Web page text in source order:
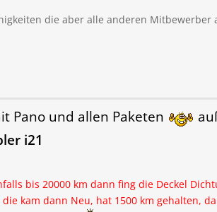
die aber alle anderen Mitbewerber
Pano und allen Paketen
i21
bis 20000 km dann fing die Deckel
kam dann Neu, hat 1500 km gehalten,